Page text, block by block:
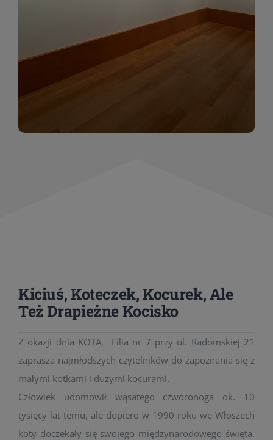
by każdy mógł powrócić do wyjątkowych
momentów. Zapraszamy do obejrzenia,
wspominania i inspirowania się!
Kiciuś, Koteczek, Kocurek, Ale
Też Drapieżne Kocisko
Z okazji dnia KOTA, Filia nr 7 przy ul. Radomskiej 21
zaprasza najmłodszych czytelników do zapoznania się z
małymi kotkami i dużymi kocurami.
Człowiek udomowił wąsatego czworonoga ok. 10
tysięcy lat temu, ale dopiero w 1990 roku we Włoszech
koty doczekały się swojego międzynarodowego święta.